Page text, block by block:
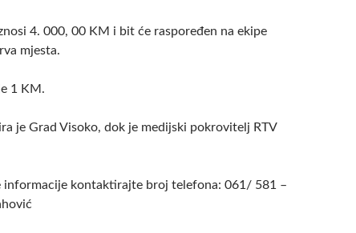
4. 000, 00 KM i bit će raspoređen na ekipe
mjesta.
1 KM.
je Grad Visoko, dok je medijski pokrovitelj RTV
informacije kontaktirajte broj telefona: 061/ 581 –